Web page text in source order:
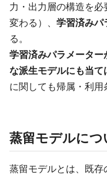
力・出力層の構造を
変わる）、 学習済みパ
る。
学習済みパラメーター
な派生モデルにも当て
に関しても帰属・利用
蒸留モデルにつ
蒸留モデルとは、既